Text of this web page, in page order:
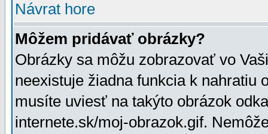
Návrat hore
Môžem pridávať obrázky?
Obrázky sa môžu zobrazovať vo
neexistuje žiadna funkcia k nahratiu
musíte uviesť na takýto obrázok
internete.sk/moj-obrazok.gif.